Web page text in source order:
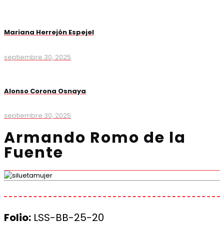
Mariana Herrejón Espejel
septiembre 30, 2025
Alonso Corona Osnaya
septiembre 30, 2025
Armando Romo de la
Fuente
Folio: LSS-BB-25-20